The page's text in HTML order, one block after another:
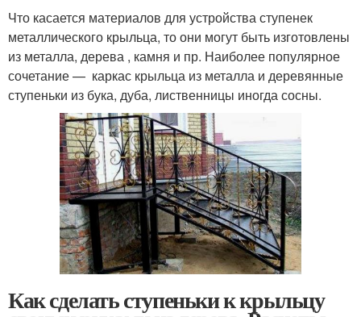
Что касается материалов для устройства ступенек
металлического крыльца, то они могут быть изготовлены
из металла, дерева , камня и пр. Наиболее популярное
сочетание — каркас крыльца из металла и деревянные
ступеньки из бука, дуба, лиственницы иногда сосны.
Как сделать ступеньки к крыльцу